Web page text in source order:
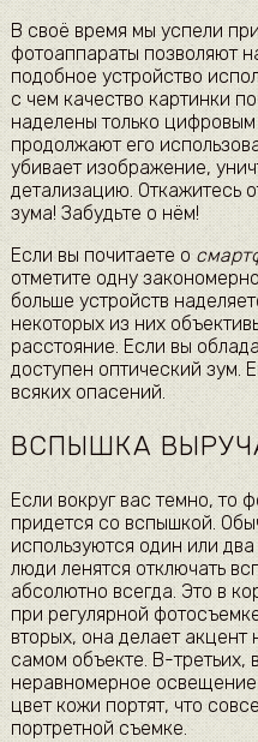
В своё время мы успели
фотоаппараты позволяют
подобное устройство
с чем качество картинки
наделены только
продолжают его
убивает изображение,
детализацию. Откажитесь
зума! Забудьте о нём!
Если вы почитаете о
отметите одну
больше устройств
некоторых из них
расстояние. Если вы
доступен оптический зум.
всяких опасений.
ВСПЫШКА
Если вокруг вас темно, то
придется со вспышкой.
используются один или
люди ленятся отключать
абсолютно всегда. Это в
при регулярной
вторых, она делает акцент
самом объекте. В-третьих,
неравномерное
цвет кожи портят, что
портретной съемке.